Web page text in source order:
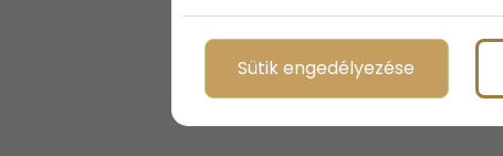
Sütik engedélyezése